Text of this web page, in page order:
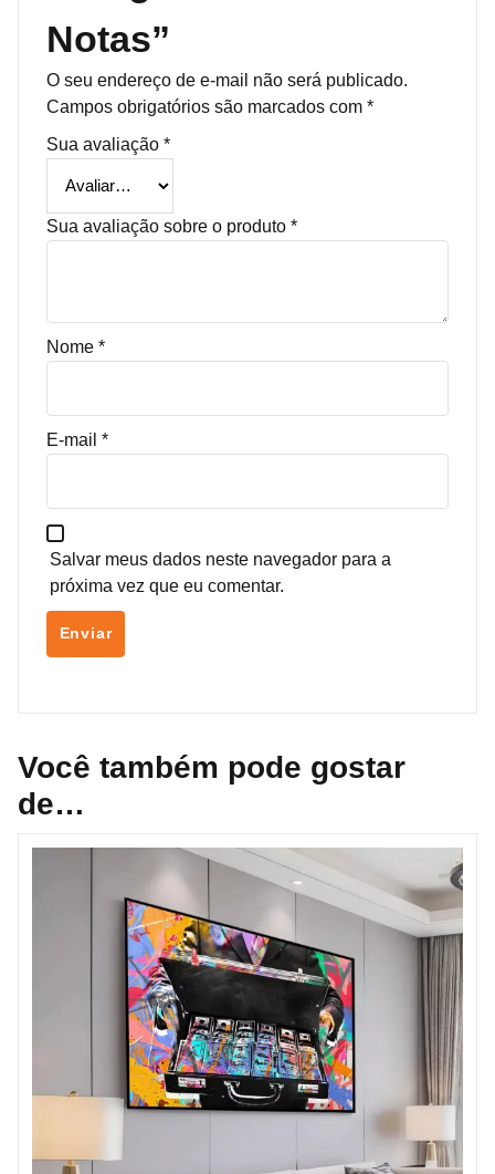
Notas”
O seu endereço de e-mail não será publicado.
Campos obrigatórios são marcados com *
Sua avaliação *
Sua avaliação sobre o produto *
Nome *
E-mail *
Salvar meus dados neste navegador para a
próxima vez que eu comentar.
Você também pode gostar
de…